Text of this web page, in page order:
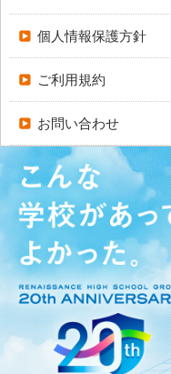
個人情報保護方針
ご利用規約
お問い合わせ